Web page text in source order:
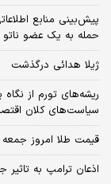
پیش‌بینی منابع
حمله به یک عضو ناتو
ژیلا هدائی درگذشت
ریشه‌های تورم از
سیاست‌های کلان
قیمت طلا امروز جمعه ۱۶ مرداد ۱۴۰۵/ افزایش قیمت طلا
اذعان ترامپ به تاثیر